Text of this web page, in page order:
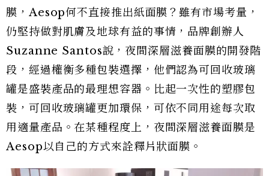
膜，Aesop何不直接推出紙面膜？雖有市場考量，
仍堅持做對肌膚及地球有益的事情，品牌創辦人
Suzanne Santos說，夜間深層滋養面膜的開發階
段，經過權衡多種包裝選擇，他們認為可回收玻璃
罐是盛裝產品的最理想容器。比起一次性的塑膠包
裝，可回收玻璃罐更加環保，可依不同用途每次取
用適量產品。在某種程度上，夜間深層滋養面膜是
Aesop以自己的方式來詮釋片狀面膜。